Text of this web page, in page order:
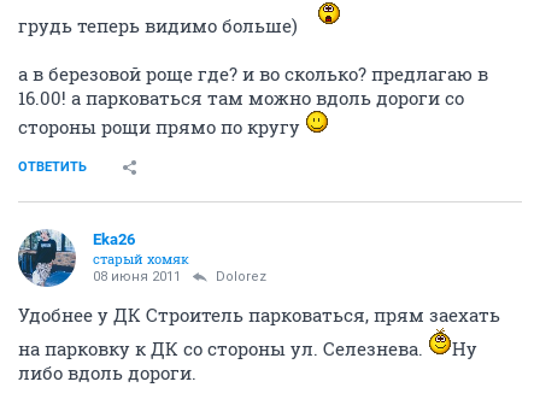
грудь теперь видимо больше)
а в березовой роще где? и во сколько? предлагаю в
16.00! а парковаться там можно вдоль дороги со
стороны рощи прямо по кругу
ОТВЕТИТЬ
Eka26
старый хомяк
08 июня 2011 Dolorez
Удобнее у ДК Строитель парковаться, прям заехать
на парковку к ДК со стороны ул. Селезнева.
Ну
либо вдоль дороги.